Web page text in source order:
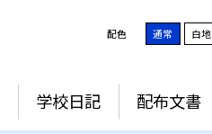
配色 通常 白地
学校日記 配布文書